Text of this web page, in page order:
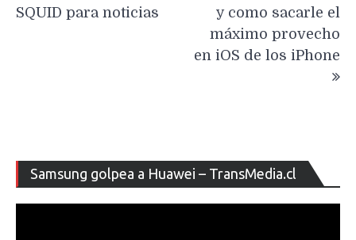
SQUID para noticias
y como sacarle el
máximo provecho
en iOS de los iPhone
Samsung golpea a Huawei – TransMedia.cl
de